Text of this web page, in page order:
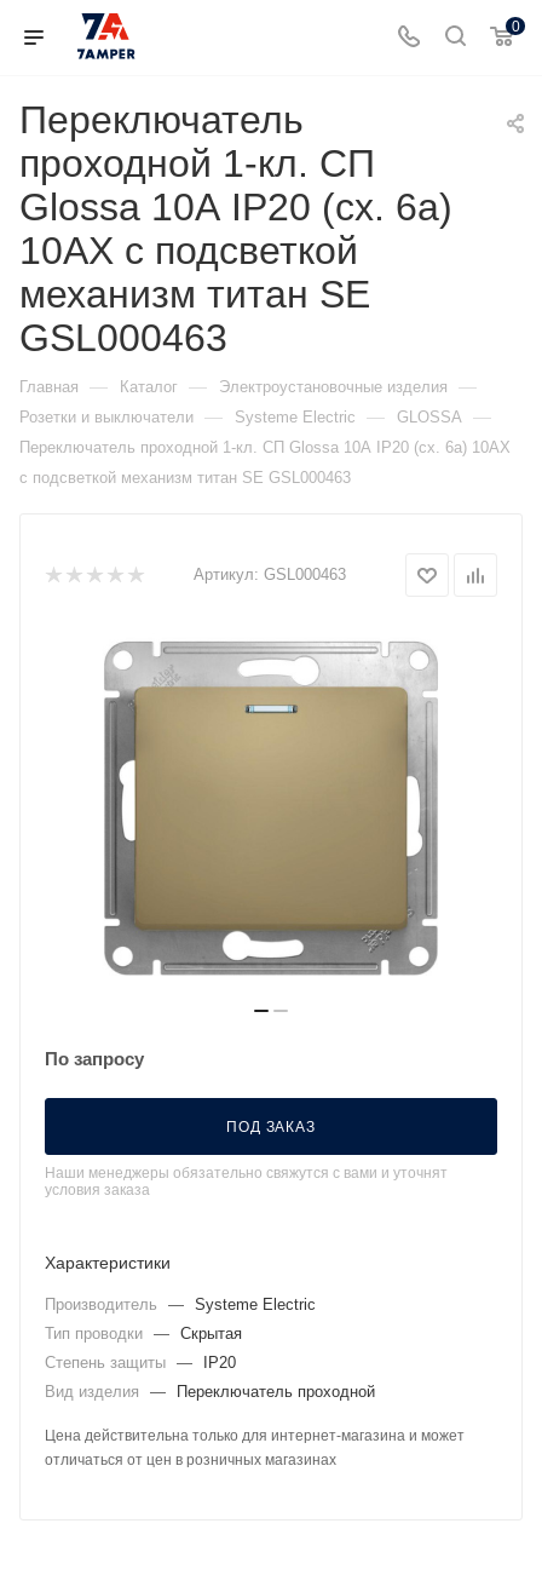
0
Переключатель
проходной 1-кл. СП
Glossa 10А IP20 (сх. 6а)
10AX с подсветкой
механизм титан SE
GSL000463
Главная — Каталог — Электроустановочные изделия —
Розетки и выключатели — Systeme Electric — GLOSSA —
Переключатель проходной 1-кл. СП Glossa 10А IP20 (сх. 6а) 10AX
с подсветкой механизм титан SE GSL000463
Артикул: GSL000463
По запросу
ПОД ЗАКАЗ
Наши менеджеры обязательно свяжутся с вами и уточнят
условия заказа
Характеристики
Производитель — Systeme Electric
Тип проводки — Скрытая
Степень защиты —
IP20
Вид изделия
— Переключатель проходной
Цена действительна только для интернет-магазина и может
отличаться от цен в розничных магазинах